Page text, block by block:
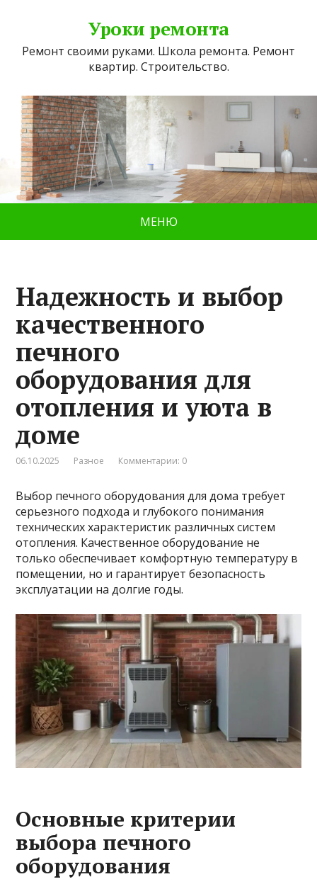
Уроки ремонта
Ремонт своими руками. Школа ремонта. Ремонт
квартир. Строительство.
МЕНЮ
Надежность и выбор
качественного
печного
оборудования для
отопления и уюта в
доме
06.10.2025 Разное Комментарии: 0
Выбор печного оборудования для дома требует
серьезного подхода и глубокого понимания
технических характеристик различных систем
отопления. Качественное оборудование не
только обеспечивает комфортную температуру в
помещении, но и гарантирует безопасность
эксплуатации на долгие годы.
Основные критерии
выбора печного
оборудования